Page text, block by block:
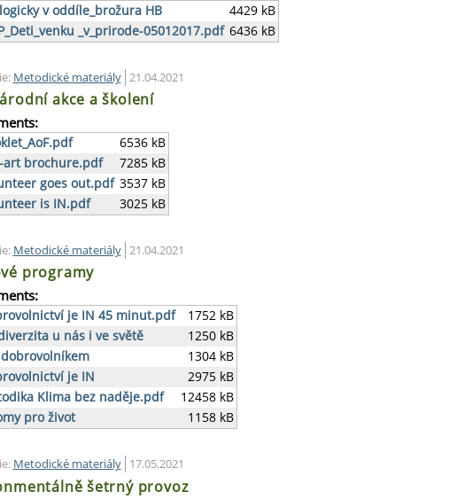
v oddíle_brožura HB
4429 kB
_v_prirode-05012017.pdf 6436 kB
Metodické materiály 21.04.2021
akce a školení
6536 kB
art brochure.pdf
7285 kB
goes out.pdf 3537 kB
is IN.pdf
3025 kB
Metodické materiály 21.04.2021
programy
je IN 45 minut.pdf
1752 kB
u nás i ve světě
1250 kB
1304 kB
je IN
2975 kB
Klima bez naděje.pdf
12458 kB
pro život
1158 kB
Metodické materiály 17.05.2021
šetrný provoz